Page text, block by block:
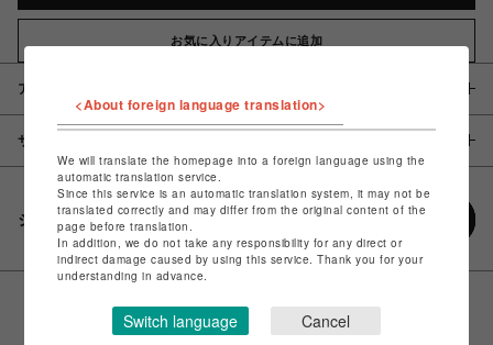
お気に入りアイテムに追加
アイテム説明 / 素材
サイズ
シェアする
<About foreign language translation>
We will translate the homepage into a foreign language using the
automatic translation service.
Since this service is an automatic translation system, it may not be
translated correctly and may differ from the original content of the
page before translation.
In addition, we do not take any responsibility for any direct or
indirect damage caused by using this service. Thank you for your
understanding in advance.
Switch language Cancel